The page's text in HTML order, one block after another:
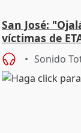
San José:
víctimas de
Sonido